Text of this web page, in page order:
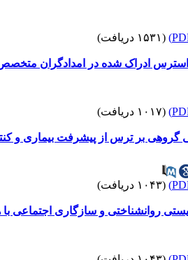
(۱۵۳۱ دریافت)
استرس ادراک شده در امدادگران
(۱۰۱۷ دریافت)
گروهی بر ترس از پیشرفت بیماری و
(۱۰۴۳ دریافت)
روانشناختی و سازگاری اجتماعی